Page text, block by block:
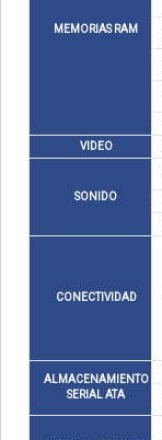
MEMORIAS RAM
VIDEO
SONIDO
CONECTIVIDAD
ALMACENAMIENTO
SERIAL ATA